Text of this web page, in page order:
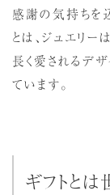
感謝の気持ちを
とは、ジュエリ
長く愛されるデ
ています。
ギフトと